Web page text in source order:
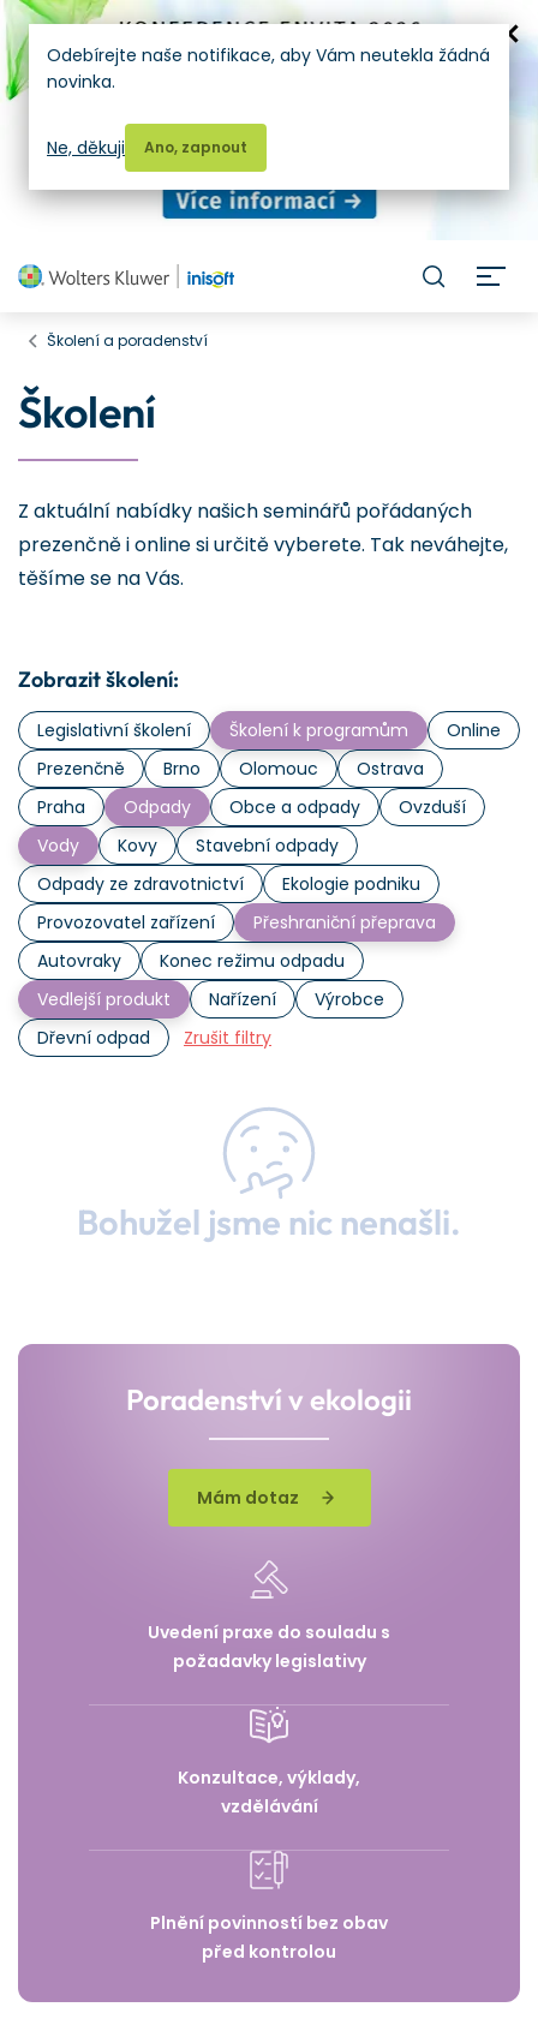
Školení a poradenství
Školení
Z aktuální nabídky našich seminářů pořádaných
prezenčně i online si určitě vyberete. Tak neváhejte,
těšíme se na Vás.
Zobrazit školení:
Legislativní školení Školení k programům
Online
Prezenčně
Brno Olomouc
Ostrava
Praha
Odpady Obce a odpady
Ovzduší
Vody
Kovy
Stavební odpady
Odpady ze zdravotnictví
Ekologie podniku
Provozovatel zařízení
Přeshraniční přeprava
Autovraky
Konec režimu odpadu
Vedlejší produkt
Nařízení
Výrobce
Dřevní odpad
Zrušit filtry
Bohužel jsme nic nenašli.
Poradenství v ekologii
Mám dotaz
Uvedení praxe do souladu s
požadavky legislativy
Konzultace, výklady,
vzdělávání
Plnění povinností bez obav
před kontrolou
Odebírejte naše notifikace, aby Vám neutekla žádná
novinka.
Ano, zapnout
Ne, děkuji